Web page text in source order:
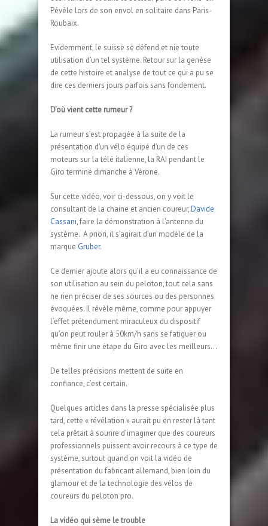
Pévèle lors de son envol en solitaire dans Paris-
Roubaix.
Evidemment, le suisse se défend et nie toute
utilisation d’un tel système. Retour sur la genèse
de cette histoire et analyse de tout ce qui a pu se
dire ces derniers jours parfois sans fondement.
D’où vient cette rumeur ?
La rumeur s’est propagée à la suite de la
présentation d’un vélo équipé d’un de ces
moteurs sur la télé italienne, la RAI pendant le
Giro terminé dimanche à Vérone.
Sur cette vidéo, voir ci-dessous, on y voit le
consultant de la chaine et ancien coureur,Davide
Cassani, faire la démonstration à l’antenne du
système. A priori, il s’agirait d’un modèle de la
marque Gruber.
Ce dernier ajoute alors qu’il a eu connaissance de
son utilisation au sein du peloton, tout cela sans
ne rien préciser de ses sources ou des personnes
évoquées. Il révèle même, comme pour appuyer
l’effet prétendument miraculeux du dispositif
qu’on peut rouler à 50km/h sans se fatiguer ou
même finir une étape du Giro avec les meilleurs…
De telles précisions mettent de suite en
confiance, c’est certain.
Quelques articles dans la presse spécialisée plus
tard, cette « révélation » aurait pu en rester là tant
cela prêtait à sourire d’imaginer que des coureurs
professionnels puissent avoir recours à ce type de
système, surtout quand on voit la vidéo de
présentation du fabricant allemand, bien loin du
glamour et de la technologie des vélos de
coureurs du peloton pro.
La vidéo qui sème le trouble